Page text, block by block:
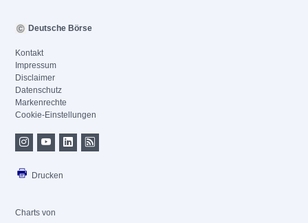
Deutsche Börse
Kontakt
Impressum
Disclaimer
Datenschutz
Markenrechte
Cookie-Einstellungen
Drucken
Charts von